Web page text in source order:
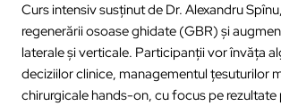
Curs intensiv susținut de Dr. Alexandru
regenerării osoase ghidate (GBR) și
laterale și verticale. Participanții vor învăța
deciziilor clinice, managementul țesuturilor
chirurgicale hands-on, cu focus pe rezultate